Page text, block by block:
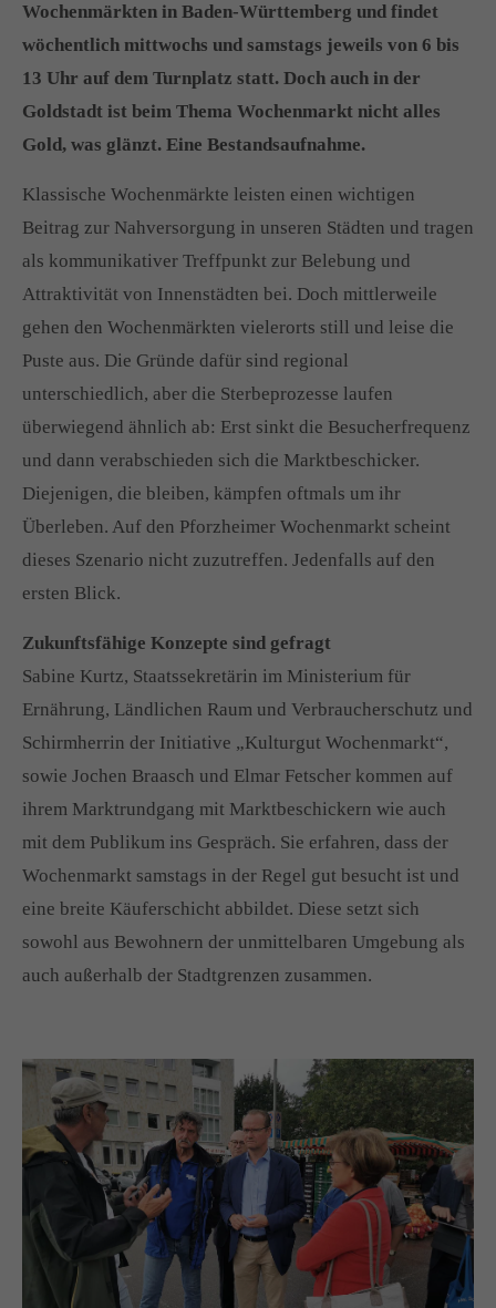
Wochenmärkten in Baden-Württemberg und findet
wöchentlich mittwochs und samstags jeweils von 6 bis
13 Uhr auf dem Turnplatz statt. Doch auch in der
Goldstadt ist beim Thema Wochenmarkt nicht alles
Gold, was glänzt. Eine Bestandsaufnahme.
Klassische Wochenmärkte leisten einen wichtigen
Beitrag zur Nahversorgung in unseren Städten und tragen
als kommunikativer Treffpunkt zur Belebung und
Attraktivität von Innenstädten bei. Doch mittlerweile
gehen den Wochenmärkten vielerorts still und leise die
Puste aus. Die Gründe dafür sind regional
unterschiedlich, aber die Sterbeprozesse laufen
überwiegend ähnlich ab: Erst sinkt die Besucherfrequenz
und dann verabschieden sich die Marktbeschicker.
Diejenigen, die bleiben, kämpfen oftmals um ihr
Überleben. Auf den Pforzheimer Wochenmarkt scheint
dieses Szenario nicht zuzutreffen. Jedenfalls auf den
ersten Blick.
Zukunftsfähige Konzepte sind gefragt
Sabine Kurtz, Staatssekretärin im Ministerium für
Ernährung, Ländlichen Raum und Verbraucherschutz und
Schirmherrin der Initiative „Kulturgut Wochenmarkt“,
sowie Jochen Braasch und Elmar Fetscher kommen auf
ihrem Marktrundgang mit Marktbeschickern wie auch
mit dem Publikum ins Gespräch. Sie erfahren, dass der
Wochenmarkt samstags in der Regel gut besucht ist und
eine breite Käuferschicht abbildet. Diese setzt sich
sowohl aus Bewohnern der unmittelbaren Umgebung als
auch außerhalb der Stadtgrenzen zusammen.